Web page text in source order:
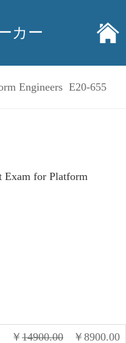
カー
Engineers E20-655
Exam for Platform
￥ 14900.00 ￥ 8900.00